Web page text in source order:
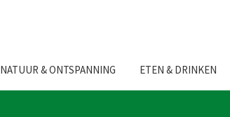
NATUUR & ONTSPANNING ETEN & DRINKEN